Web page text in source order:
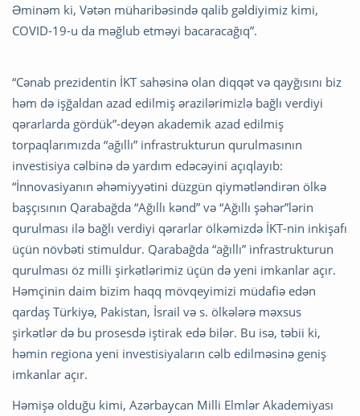
Əminəm ki, Vətən müharibəsində qalib gəldiyimiz kimi,
COVID-19-u da məğlub etməyi bacaracağıq”.
“Cənab prezidentin İKT sahəsinə olan diqqət və qayğısını biz
həm də işğaldan azad edilmiş ərazilərimizlə bağlı verdiyi
qərarlarda gördük”-deyən akademik azad edilmiş
torpaqlarımızda “ağıllı” infrastrukturun qurulmasının
investisiya cəlbinə də yardım edəcəyini açıqlayıb:
“İnnovasiyanın əhəmiyyətini düzgün qiymətləndirən ölkə
başçısının Qarabağda “Ağıllı kənd” və “Ağıllı şəhər”lərin
qurulması ilə bağlı verdiyi qərarlar ölkəmizdə İKT-nin inkişafı
üçün növbəti stimuldur. Qarabağda “ağıllı” infrastrukturun
qurulması öz milli şirkətlərimiz üçün də yeni imkanlar açır.
Həmçinin daim bizim haqq mövqeyimizi müdafiə edən
qardaş Türkiyə, Pakistan, İsrail və s. ölkələrə məxsus
şirkətlər də bu prosesdə iştirak edə bilər. Bu isə, təbii ki,
həmin regiona yeni investisiyaların cəlb edilməsinə geniş
imkanlar açır.
Həmişə olduğu kimi, Azərbaycan Milli Elmlər Akademiyası